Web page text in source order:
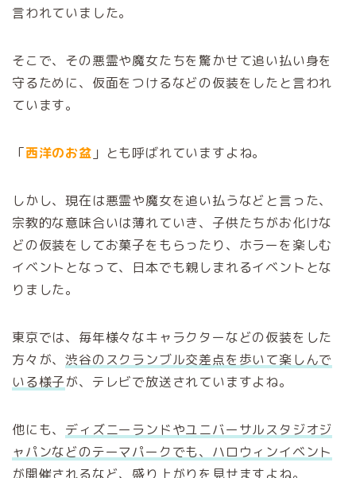
言われていました。
そこで、その悪霊や魔女たちを驚かせて追い払い身を
守るために、仮面をつけるなどの仮装をしたと言われ
ています。
「西洋のお盆 」とも呼ばれていますよね。
しかし、現在は悪霊や魔女を追い払うなどと言った、
宗教的な意味合いは薄れていき、子供たちがお化けな
どの仮装をしてお菓子をもらったり、ホラーを楽しむ
イベントとなって、日本でも親しまれるイベントとな
りました。
東京では、毎年様々なキャラクターなどの仮装をした
方々が、渋谷のスクランブル交差点を歩いて楽しんで
いる様子が、テレビで放送されていますよね。
他にも、 ディズニーランドやユニバーサルスタジオジ
ャパンなどのテーマパークでも、ハロウィンイベント
が開催されるなど、盛り上がりを見せますよね。